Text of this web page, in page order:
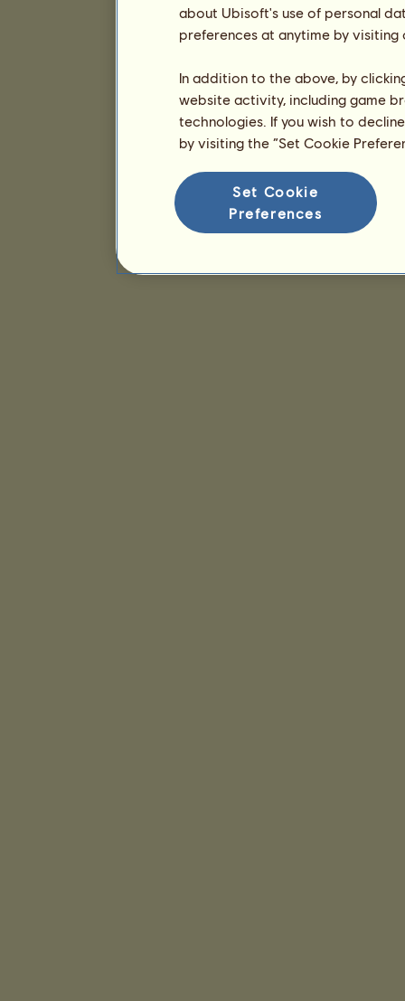
about Ubisoft's use of personal
preferences at anytime by
In addition to the above, by
website activity, including game
technologies. If you wish to
by visiting the “Set Cookie
Set Cookie
Preferences